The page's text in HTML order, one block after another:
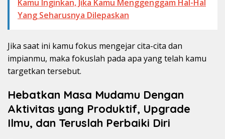
Kamu Inginkan, Jika Kamu Menggenggam Hal-Hal
Yang Seharusnya Dilepaskan
Jika saat ini kamu fokus mengejar cita-cita dan
impianmu, maka fokuslah pada apa yang telah kamu
targetkan tersebut.
Hebatkan Masa Mudamu Dengan
Aktivitas yang Produktif, Upgrade
Ilmu, dan Teruslah Perbaiki Diri